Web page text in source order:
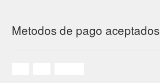
Metodos de pago aceptados